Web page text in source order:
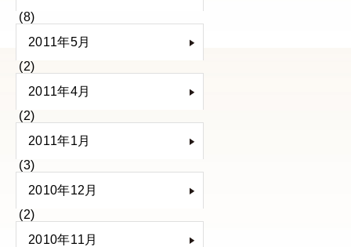
(8)
2011年5月
(2)
2011年4月
(2)
2011年1月
(3)
2010年12月
(2)
2010年11月